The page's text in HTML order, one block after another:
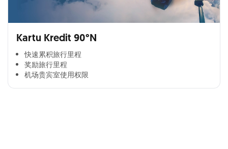
Kartu Kredit 90°N
快速累积旅行里程​
奖励旅行里程​
机场贵宾室使用权限​
Cross Selling Banner Global